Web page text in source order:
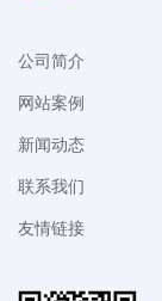
公司简介
网站案例
新闻动态
联系我们
友情链接